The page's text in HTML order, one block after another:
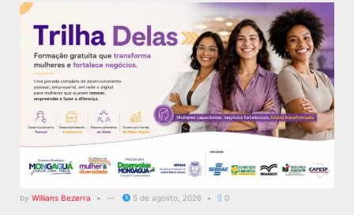
by Willians Bezerra 5 de agosto, 2026 0